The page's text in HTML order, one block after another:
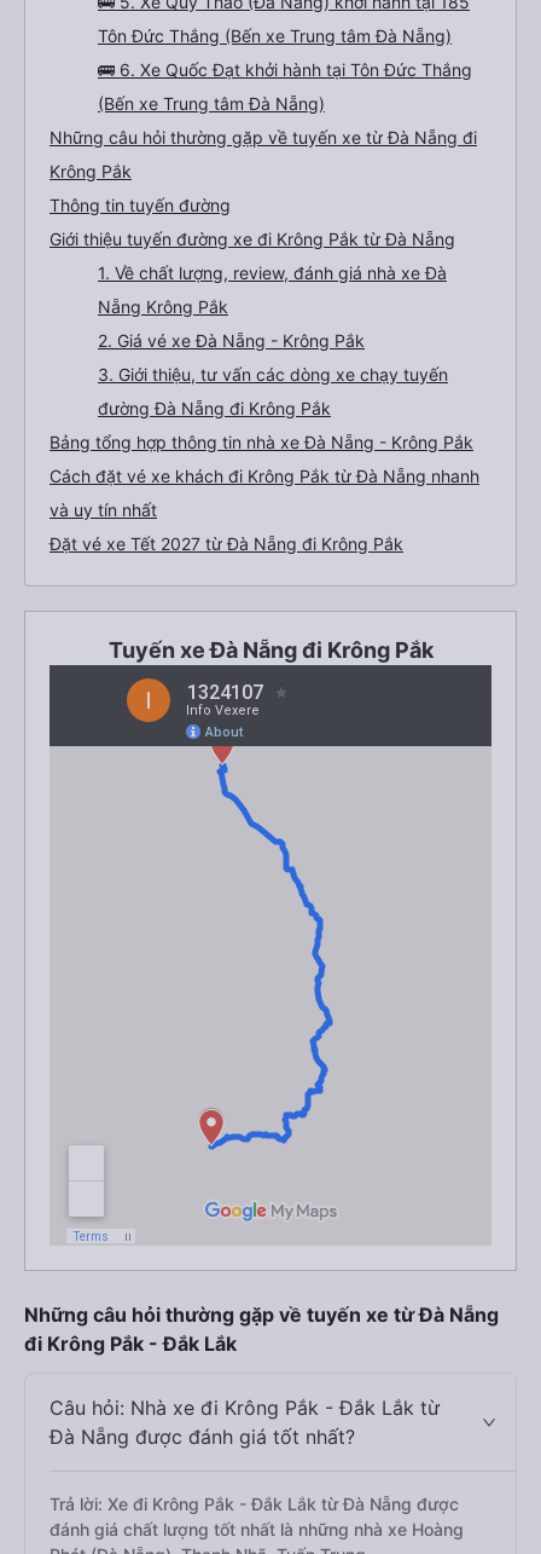
Tôn Đức Thắng (Bến xe Trung tâm Đà Nẵng)
🚌 6. Xe Quốc Đạt khởi hành tại Tôn Đức Thắng
(Bến xe Trung tâm Đà Nẵng)
Những câu hỏi thường gặp về tuyến xe từ Đà Nẵng đi
Krông Pắk
Thông tin tuyến đường
Giới thiệu tuyến đường xe đi Krông Pắk từ Đà Nẵng
1. Về chất lượng, review, đánh giá nhà xe Đà
Nẵng Krông Pắk
2. Giá vé xe Đà Nẵng - Krông Pắk
3. Giới thiệu, tư vấn các dòng xe chạy tuyến
đường Đà Nẵng đi Krông Pắk
Bảng tổng hợp thông tin nhà xe Đà Nẵng - Krông Pắk
Cách đặt vé xe khách đi Krông Pắk từ Đà Nẵng nhanh
và uy tín nhất
Đặt vé xe Tết 2027 từ Đà Nẵng đi Krông Pắk
Tuyến xe Đà Nẵng đi Krông Pắk
Những câu hỏi thường gặp về tuyến xe từ Đà Nẵng
đi Krông Pắk - Đắk Lắk
Câu hỏi: Nhà xe đi Krông Pắk - Đắk Lắk từ
Đà Nẵng được đánh giá tốt nhất?
Trả lời: Xe đi Krông Pắk - Đắk Lắk từ Đà Nẵng được
đánh giá chất lượng tốt nhất là những nhà xe Hoàng